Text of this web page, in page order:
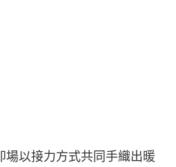
場以接力方式共同手織出暖